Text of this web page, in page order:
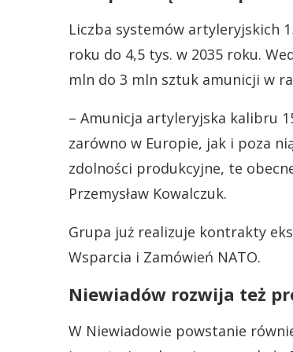
Liczba systemów artyleryjskich
roku do 4,5 tys. w 2035 roku.
mln do 3 mln sztuk amunicji w
– Amunicja artyleryjska kalibru
zarówno w Europie, jak i poza
zdolności produkcyjne, te
Przemysław Kowalczuk.
Grupa już realizuje kontrakty
Wsparcia i Zamówień NATO.
Niewiadów rozwija też
W Niewiadowie powstanie